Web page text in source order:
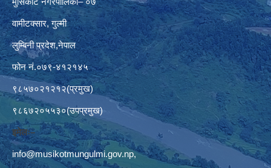
वामीटक्सार, गुल्मी
लुम्बिनी प्रदेश,नेपाल
फोन नं.०७९-४१२१४५
९८५७०२१२१२(प्रमुख)
९८६७२०५५३०(उपप्रमुख)
इमेलः–
info@musikotmungulmi.gov.np,